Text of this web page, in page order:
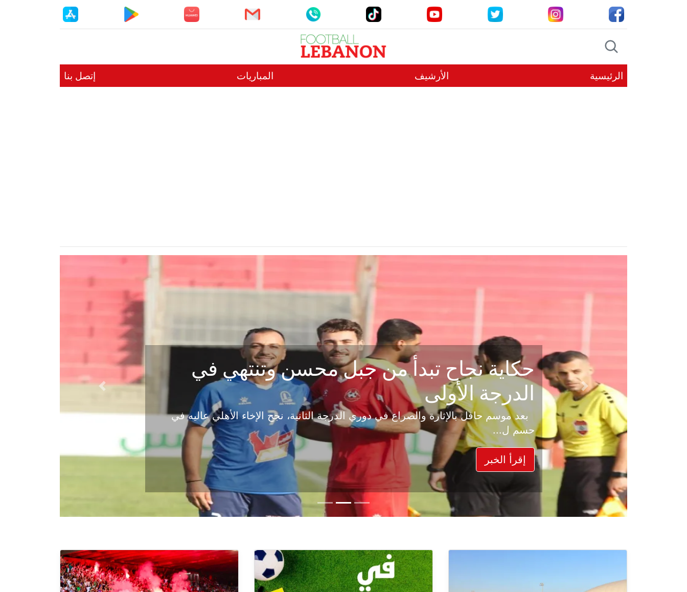
الرئيسية الأرشيف المباريات إتصل بنا
حكاية نجاح تبدأ من جبل محسن وتنتهي في
الدرجة الأولى
بعد موسم حافل بالإثارة والصراع في دوري الدرجة الثانية، نجح الإخاء الأهلي عاليه في
حسم ل...
إقرأ الخبر
Previous
Next